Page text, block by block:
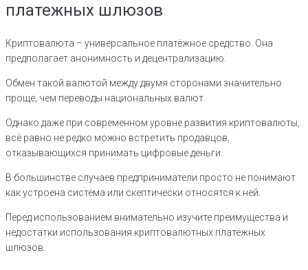
платежных шлюзов
Криптовалюта – универсальное платёжное средство. Она
предполагает анонимность и децентрализацию.
Обмен такой валютой между двумя сторонами значительно
проще, чем переводы национальных валют.
Однако даже при современном уровне развития криптовалюты,
всё равно не редко можно встретить продавцов,
отказывающихся принимать цифровые деньги.
В большинстве случаев предприниматели просто не понимают
как устроена система или скептически относятся к ней.
Перед использованием внимательно изучите преимущества и
недостатки использования криптовалютных платёжных
шлюзов.